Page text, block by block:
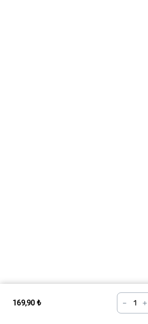
169,90 ₺ – +